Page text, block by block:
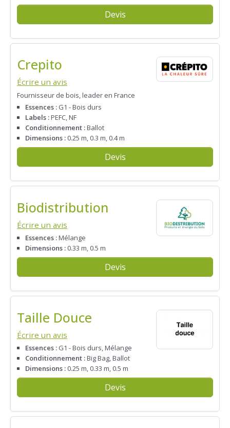
Devis
Crepito
Écrire un avis
Fournisseur de bois, leader en France
Essences : G1 - Bois durs
Labels :PEFC, NF
Conditionnement :Ballot
Dimensions : 0.25 m, 0.3 m, 0.4 m
Devis
Biodistribution
Écrire un avis
Essences :Mélange
Dimensions : 0.33 m, 0.5 m
Devis
Taille Douce
Écrire un avis
Essences : G1 - Bois durs, Mélange
Conditionnement :Big Bag, Ballot
Dimensions : 0.25 m, 0.33 m, 0.5 m
Devis